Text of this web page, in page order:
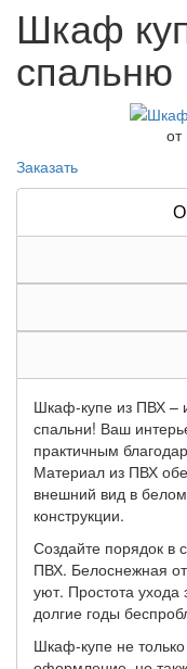
Шкаф
спальню
от
Заказать
Шкаф-купе из ПВХ –
спальни! Ваш
практичным
Материал из ПВХ
внешний вид в
конструкции.
Создайте порядок в
ПВХ. Белоснежная
уют. Простота
долгие годы
Шкаф-купе не